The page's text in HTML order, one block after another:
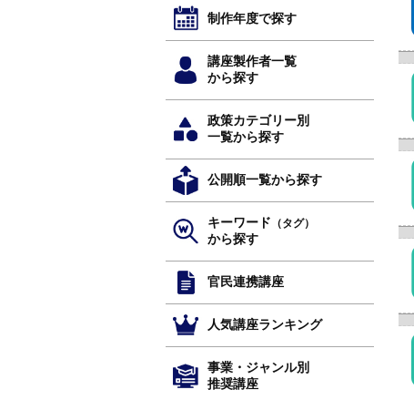
制作年度で探す
講座製作者一覧
から探す
政策カテゴリー別
一覧から探す
公開順一覧から探す
キーワード （タグ）
から探す
官民連携講座
人気講座ランキング
事業・ジャンル別
推奨講座